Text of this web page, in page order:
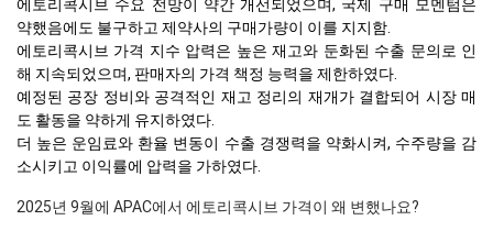
에토리콕시브 수요 전망이 약간 개선되었으며, 국제 구매 모멘텀은
약했음에도 불구하고 제약사의 구매가량이 이를 지지함.
에토리콕시브 가격 지수 압력은 높은 재고와 둔화된 수출 문의로 인
해 지속되었으며, 판매자의 가격 책정 능력을 제한하였다.
예정된 공장 정비와 공격적인 재고 정리의 재개가 결합되어 시장 매
도 활동을 약하게 유지하였다.
더 높은 운임료와 환율 변동이 수출 경쟁력을 약화시켜, 수주량을 감
소시키고 이익률에 압력을 가하였다.
2025년 9월에 APAC에서 에토리콕시브 가격이 왜 변했나요?